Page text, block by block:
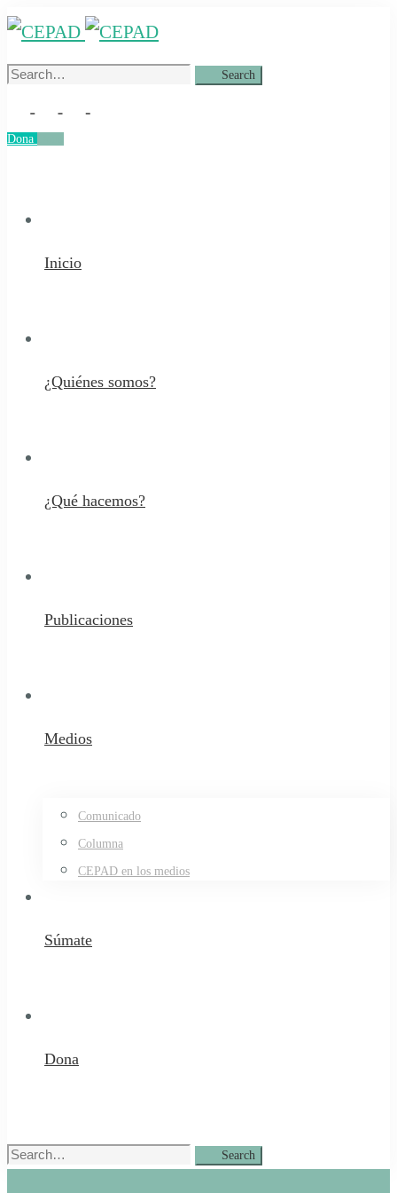
Search
Search
Dona
Inicio
¿Quiénes somos?
¿Qué hacemos?
Publicaciones
Medios
Comunicado
Columna
CEPAD en los medios
Súmate
Dona
Search
Search